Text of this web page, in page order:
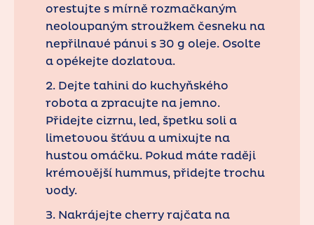
orestujte s mírně rozmačkaným
neoloupaným stroužkem česneku na
nepřilnavé pánvi s 30 g oleje. Osolte
a opékejte dozlatova.
2. Dejte tahini do kuchyňského
robota a zpracujte na jemno.
Přidejte cizrnu, led, špetku soli a
limetovou šťávu a umixujte na
hustou omáčku. Pokud máte raději
krémovější hummus, přidejte trochu
vody.
3. Nakrájejte cherry rajčata na